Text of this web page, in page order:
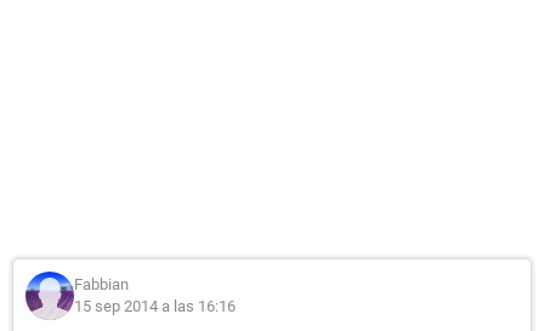
Fabbian
15 sep 2014 a las 16:16